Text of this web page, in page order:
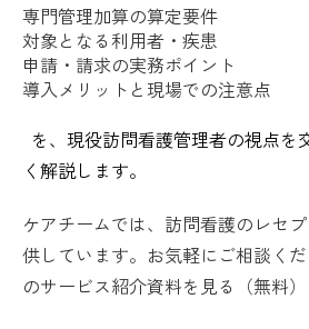
専門管理加算の算定要件
対象となる利用者・疾患
申請・請求の実務ポイント
導入メリットと現場での注意点
を、現役訪問看護管理者の視点を
く解説します。
ケアチームでは、訪問看護のレセ
供しています。お気軽にご相談く
のサービス紹介資料を見る（無料）